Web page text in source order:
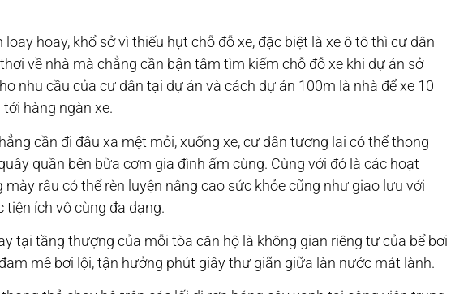
hoay, khổ sở vì thiếu hụt chỗ đỗ xe, đặc biệt là xe ô tô thì cư dân
về nhà mà chẳng cần bận tâm tìm kiếm chỗ đỗ xe khi dự án sở
nhu cầu của cư dân tại dự án và cách dự án 100m là nhà để xe 10
hàng ngàn xe.
cần đi đâu xa mệt mỏi, xuống xe, cư dân tương lai có thể thong
quần bên bữa cơm gia đình ấm cùng. Cùng với đó là các hoạt
râu có thể rèn luyện nâng cao sức khỏe cũng như giao lưu với
tiện ích vô cùng đa dạng.
tại tầng thượng của mỗi tòa căn hộ là không gian riêng tư của bể bơi
mê bơi lội, tận hưởng phút giây thư giãn giữa làn nước mát lành.